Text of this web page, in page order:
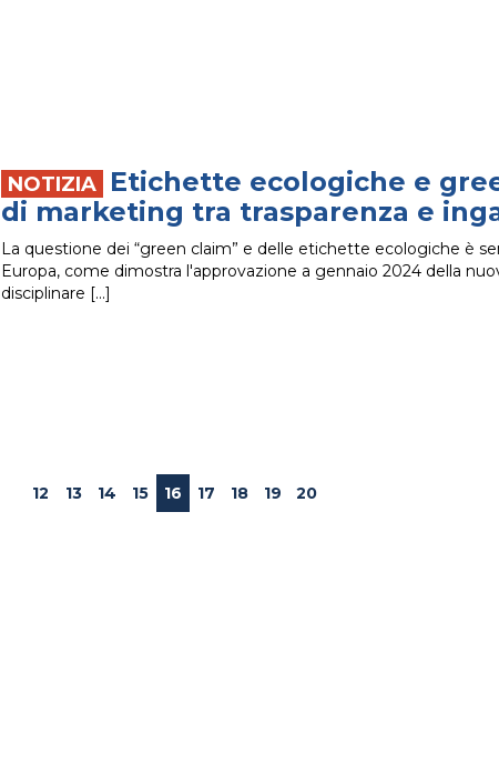
Etichette ecologiche e
di marketing tra trasparenza e
La questione dei “green claim” e delle etichette ecologiche è
Europa, come dimostra l'approvazione a gennaio 2024 della
disciplinare
12 13 14 15 16 17 18 19 20